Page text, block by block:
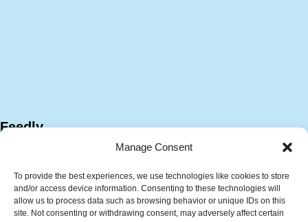
Manage Consent
To provide the best experiences, we use technologies like cookies to store
and/or access device information. Consenting to these technologies will
allow us to process data such as browsing behavior or unique IDs on this
site. Not consenting or withdrawing consent, may adversely affect certain
Feedly